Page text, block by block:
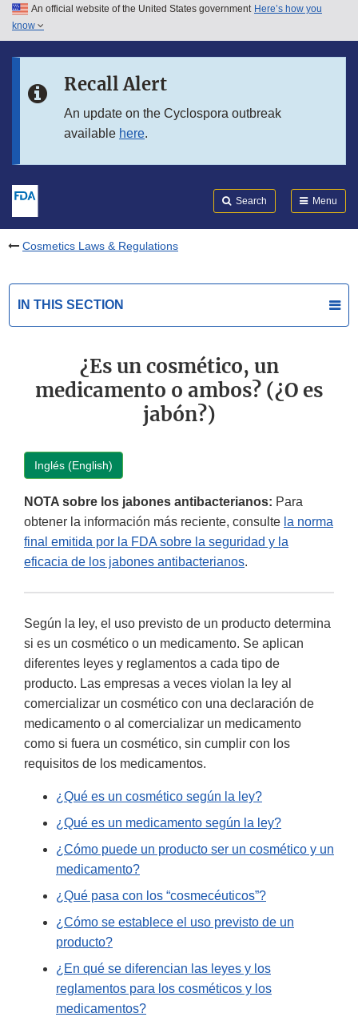
Skip to main content
Skip to in this section menu
An official website of the United States government Here’s how you
know
Recall Alert
An update on the Cyclospora outbreak
available here.
Search Menu
Cosmetics Laws & Regulations
IN THIS SECTION
¿Es un cosmético, un
medicamento o ambos? (¿O es
jabón?)
Inglés (English)
NOTA sobre los jabones antibacterianos: Para
obtener la información más reciente, consulte la norma
final emitida por la FDA sobre la seguridad y la
eficacia de los jabones antibacterianos.
Según la ley, el uso previsto de un producto determina
si es un cosmético o un medicamento. Se aplican
diferentes leyes y reglamentos a cada tipo de
producto. Las empresas a veces violan la ley al
comercializar un cosmético con una declaración de
medicamento o al comercializar un medicamento
como si fuera un cosmético, sin cumplir con los
requisitos de los medicamentos.
¿Qué es un cosmético según la ley?
¿Qué es un medicamento según la ley?
¿Cómo puede un producto ser un cosmético y un
medicamento?
¿Qué pasa con los “cosmecéuticos”?
¿Cómo se establece el uso previsto de un
producto?
¿En qué se diferencian las leyes y los
reglamentos para los cosméticos y los
medicamentos?